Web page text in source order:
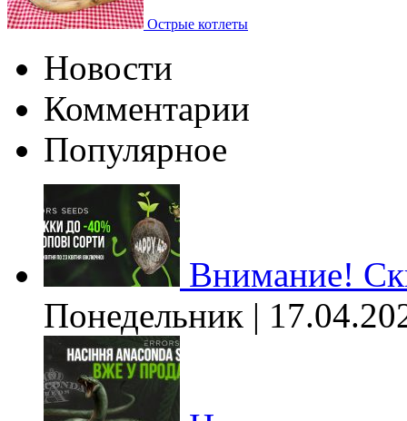
Острые котлеты
Новости
Комментарии
Популярное
Внимание!
Понедельник |